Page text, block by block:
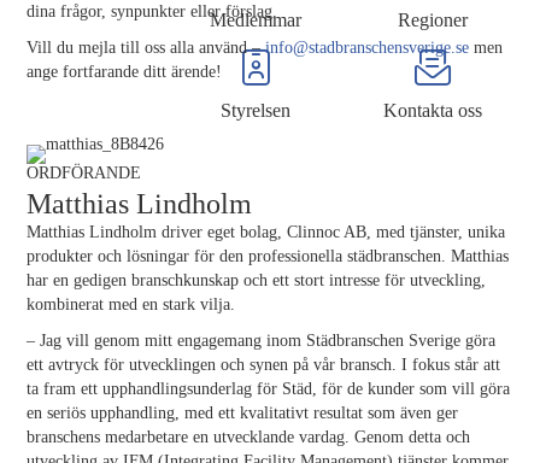
Medlemmar Regioner
Styrelsen Kontakta oss
dina frågor, synpunkter eller förslag.
Vill du mejla till oss alla använd –info@stadbranschensverige.se men
ange fortfarande ditt ärende!
ORDFÖRANDE
Matthias Lindholm
Matthias Lindholm driver eget bolag, Clinnoc AB, med tjänster, unika
produkter och lösningar för den professionella städbranschen. Matthias
har en gedigen branschkunskap och ett stort intresse för utveckling,
kombinerat med en stark vilja.
– Jag vill genom mitt engagemang inom Städbranschen Sverige göra
ett avtryck för utvecklingen och synen på vår bransch. I fokus står att
ta fram ett upphandlingsunderlag för Städ, för de kunder som vill göra
en seriös upphandling, med ett kvalitativt resultat som även ger
branschens medarbetare en utvecklande vardag. Genom detta och